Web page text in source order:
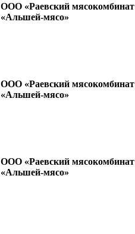
ООО «Раевский мясокомбинат
«Альшей-мясо»
ООО «Раевский мясокомбинат
«Альшей-мясо»
ООО «Раевский мясокомбинат
«Альшей-мясо»